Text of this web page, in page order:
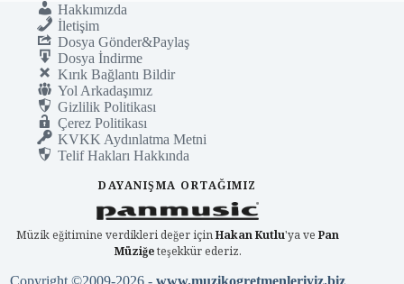
Hakkımızda
İletişim
Dosya Gönder&Paylaş
Dosya İndirme
Kırık Bağlantı Bildir
Yol Arkadaşımız
Gizlilik Politikası
Çerez Politikası
KVKK Aydınlatma Metni
Telif Hakları Hakkında
DAYANIŞMA ORTAĞIMIZ
Müzik eğitimine verdikleri değer içinHakan Kutlu'ya vePan
Müziğeteşekkür ederiz.
Copyright ©2009-2026 -www.muzikogretmenleriyiz.biz